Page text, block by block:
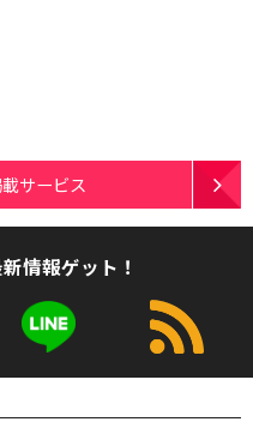
サービス
情報ゲット！